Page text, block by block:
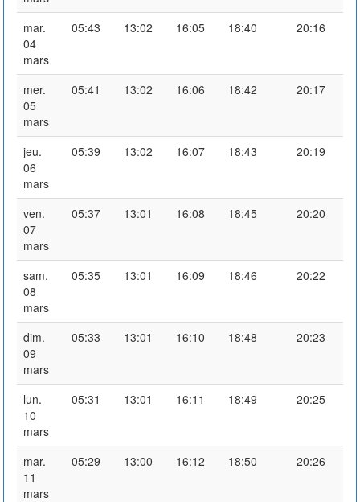
mar.
04
mars
05:43 13:02 16:05 18:40 20:16
mer.
05
mars
05:41 13:02 16:06 18:42 20:17
jeu.
06
mars
05:39 13:02 16:07 18:43 20:19
ven.
07
mars
05:37 13:01 16:08 18:45 20:20
sam.
08
mars
05:35 13:01 16:09 18:46 20:22
dim.
09
mars
05:33 13:01 16:10 18:48 20:23
lun.
10
mars
05:31 13:01 16:11 18:49 20:25
mar.
11
mars
05:29 13:00 16:12 18:50 20:26